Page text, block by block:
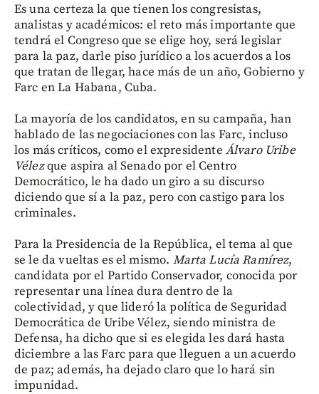
Es una certeza la que tienen los congresistas,
analistas y académicos: el reto más importante que
tendrá el Congreso que se elige hoy, será legislar
para la paz, darle piso jurídico a los acuerdos a los
que tratan de llegar, hace más de un año, Gobierno y
Farc en La Habana, Cuba.
La mayoría de los candidatos, en su campaña, han
hablado de las negociaciones con las Farc, incluso
los más críticos, como el expresidente Álvaro Uribe
Vélezque aspira al Senado por el Centro
Democrático, le ha dado un giro a su discurso
diciendo que sí a la paz, pero con castigo para los
criminales.
Para la Presidencia de la República, el tema al que
se le da vueltas es el mismo. Marta Lucía Ramírez,
candidata por el Partido Conservador, conocida por
representar una línea dura dentro de la
colectividad, y que lideró la política de Seguridad
Democrática de Uribe Vélez, siendo ministra de
Defensa, ha dicho que si es elegida les dará hasta
diciembre a las Farc para que lleguen a un acuerdo
de paz; además, ha dejado claro que lo hará sin
impunidad.